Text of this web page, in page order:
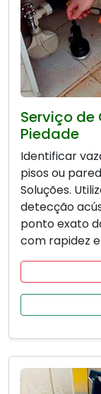
Serviço
Piedade
Identificar
pisos ou
Soluções.
detecção
ponto exato
com rapidez